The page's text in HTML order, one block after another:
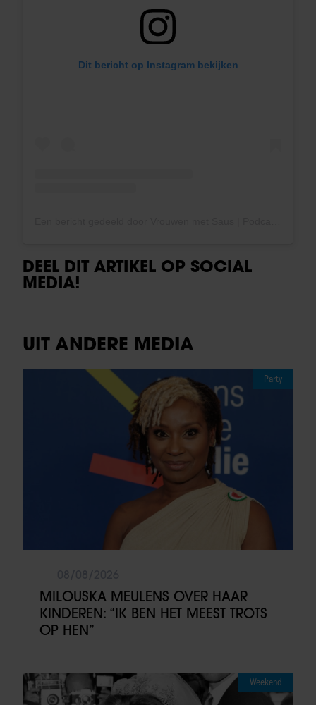
Dit bericht op Instagram bekijken
DEEL DIT ARTIKEL OP SOCIAL
MEDIA!
UIT ANDERE MEDIA
Party
MILOUSKA MEULENS OVER HAAR
KINDEREN: “IK BEN HET MEEST TROTS
OP HEN”
Weekend